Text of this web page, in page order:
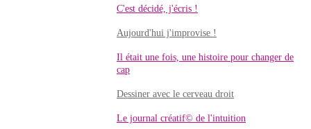
C'est décidé, j'écris !
Aujourd'hui j'improvise !
Il était une fois, une histoire pour changer de
cap
Dessiner avec le cerveau droit
Le journal créatif© de l'intuition